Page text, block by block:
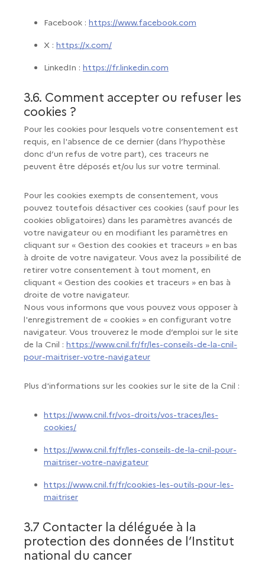
Facebook : https://www.facebook.com
X : https://x.com/
LinkedIn : https://fr.linkedin.com
3.6. Comment accepter ou refuser les
cookies ?
Pour les cookies pour lesquels votre consentement est
requis, en l'absence de ce dernier (dans l’hypothèse
donc d’un refus de votre part), ces traceurs ne
peuvent être déposés et/ou lus sur votre terminal.
Pour les cookies exempts de consentement, vous
pouvez toutefois désactiver ces cookies (sauf pour les
cookies obligatoires) dans les paramètres avancés de
votre navigateur ou en modifiant les paramètres en
cliquant sur « Gestion des cookies et traceurs » en bas
à droite de votre navigateur. Vous avez la possibilité de
retirer votre consentement à tout moment, en
cliquant « Gestion des cookies et traceurs » en bas à
droite de votre navigateur.
Nous vous informons que vous pouvez vous opposer à
l'enregistrement de « cookies » en configurant votre
navigateur. Vous trouverez le mode d’emploi sur le site
de la Cnil : https://www.cnil.fr/fr/les-conseils-de-la-cnil-
pour-maitriser-votre-navigateur
Plus d'informations sur les cookies sur le site de la Cnil :
https://www.cnil.fr/vos-droits/vos-traces/les-
cookies/
https://www.cnil.fr/fr/les-conseils-de-la-cnil-pour-
maitriser-votre-navigateur
https://www.cnil.fr/fr/cookies-les-outils-pour-les-
maitriser
3.7 Contacter la déléguée à la
protection des données de l’Institut
national du cancer